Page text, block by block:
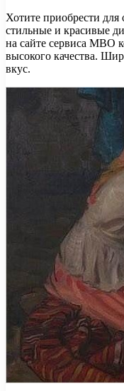
Хотите приобрести для
стильные и красивые
на сайте сервиса МВО
высокого качества.
вкус.